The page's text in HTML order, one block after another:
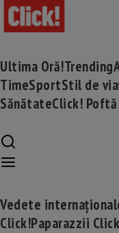
Ultima Oră!Trending
TimeSportStil de
SănătateClick! Poftă
Vedete
Click!Paparazzii